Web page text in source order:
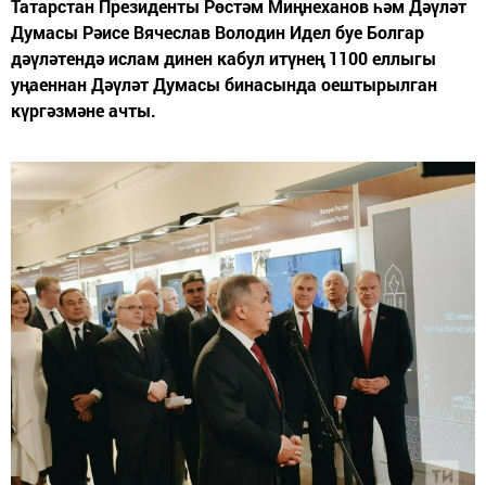
Татарстан Президенты Рөстәм Миңнеханов һәм Дәүләт
Думасы Рәисе Вячеслав Володин Идел буе Болгар
дәүләтендә ислам динен кабул итүнең 1100 еллыгы
уңаеннан Дәүләт Думасы бинасында оештырылган
күргәзмәне ачты.